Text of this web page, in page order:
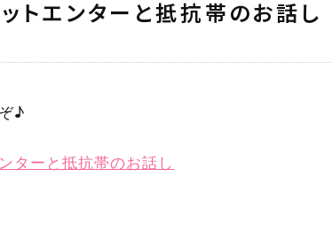
トエンターと抵抗帯のお話し
♪
ターと抵抗帯のお話し